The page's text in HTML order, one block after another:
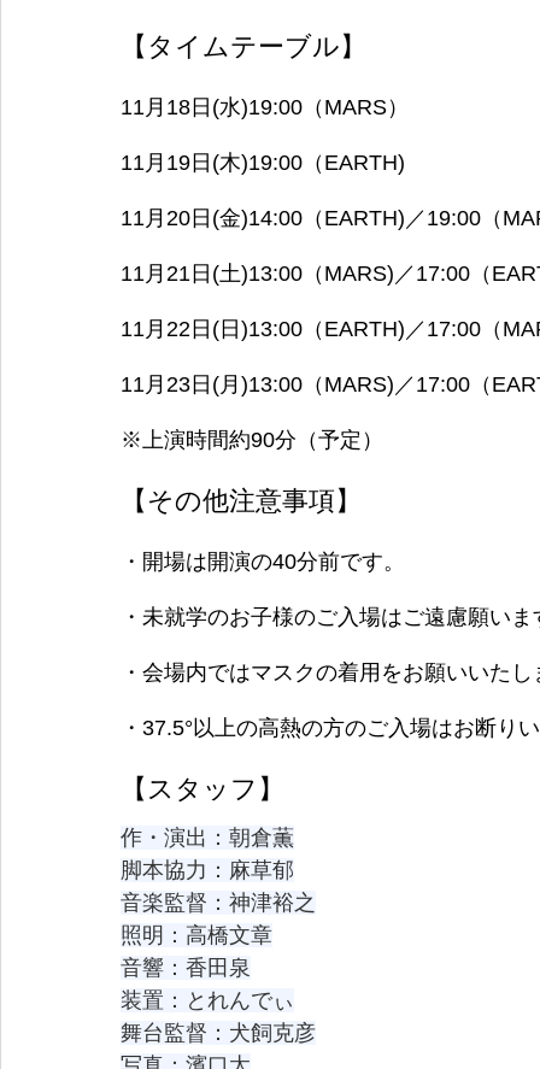
【タイムテーブル】
11月18日(水)19:00（MARS）
11月19日(木)19:00（EARTH)
11月20日(金)14:00（EARTH)／19:00（
11月21日(土)13:00（MARS)／17:00（
11月22日(日)13:00（EARTH)／17:00（
11月23日(月)13:00（MARS)／17:00（
※上演時間約90分（予定）
【その他注意事項】
・開場は開演の40分前です。
・未就学のお子様のご入場はご遠慮願いま
・会場内ではマスクの着用をお願いいたし
・37.5°以上の高熱の方のご入場はお断り
【スタッフ】
作・演出：朝倉薫
脚本協力：麻草郁
音楽監督：神津裕之
照明：高橋文章
音響：香田泉
装置：とれんでぃ
舞台監督：犬飼克彦